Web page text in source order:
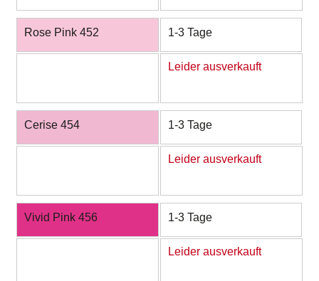
Rose Pink 452 1-3 Tage
Leider ausverkauft
Cerise 454 1-3 Tage
Leider ausverkauft
Vivid Pink 456 1-3 Tage
Leider ausverkauft